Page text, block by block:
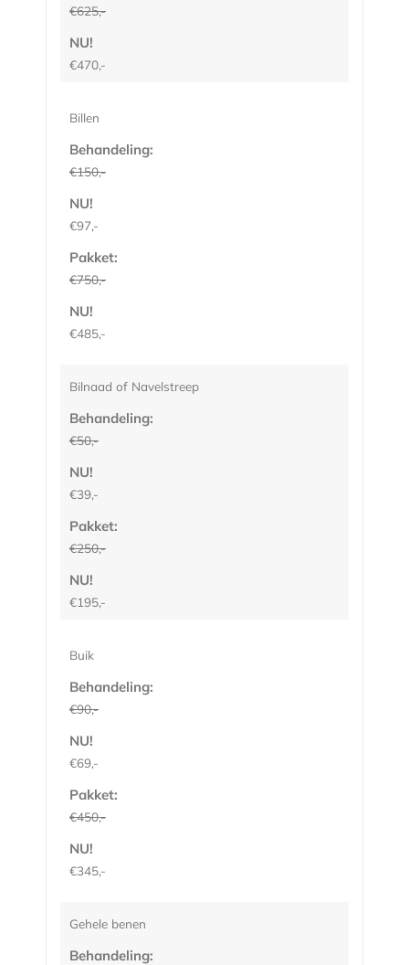
€625,-
NU!
€470,-
Billen
Behandeling:
€150,-
NU!
€97,-
Pakket:
€750,-
NU!
€485,-
Bilnaad of Navelstreep
Behandeling:
€50,-
NU!
€39,-
Pakket:
€250,-
NU!
€195,-
Buik
Behandeling:
€90,-
NU!
€69,-
Pakket:
€450,-
NU!
€345,-
Gehele benen
Behandeling: